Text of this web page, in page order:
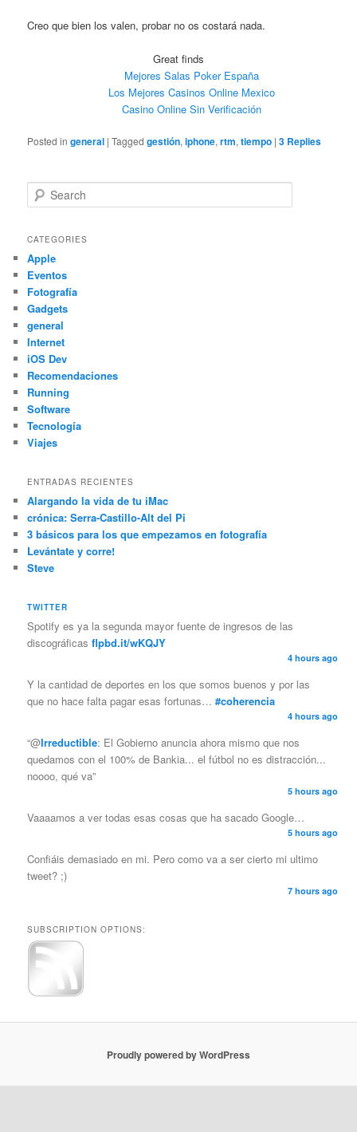
Creo que bien los valen, probar no os costará nada.
Great finds
Mejores Salas Poker España
Los Mejores Casinos Online Mexico
Casino Online Sin Verificación
Posted in general |Tagged gestión,iphone,rtm,tiempo |3 Replies
Search
CATEGORIES
Apple
Eventos
Fotografía
Gadgets
general
Internet
iOS Dev
Recomendaciones
Running
Software
Tecnología
Viajes
ENTRADAS RECIENTES
Alargando la vida de tu iMac
crónica: Serra-Castillo-Alt del Pi
3 básicos para los que empezamos en fotografía
Levántate y corre!
Steve
TWITTER
Spotify es ya la segunda mayor fuente de ingresos de las
discográficasflpbd.it/wKQJY
4 hours ago
Y la cantidad de deportes en los que somos buenos y por las
que no hace falta pagar esas fortunas…#coherencia
4 hours ago
“@Irreductible: El Gobierno anuncia ahora mismo que nos
quedamos con el 100% de Bankia... el fútbol no es distracción...
noooo, qué va”
5 hours ago
Vaaaamos a ver todas esas cosas que ha sacado Google…
5 hours ago
Confiáis demasiado en mi. Pero como va a ser cierto mi ultimo
tweet? ;)
7 hours ago
SUBSCRIPTION OPTIONS:
Proudly powered by WordPress